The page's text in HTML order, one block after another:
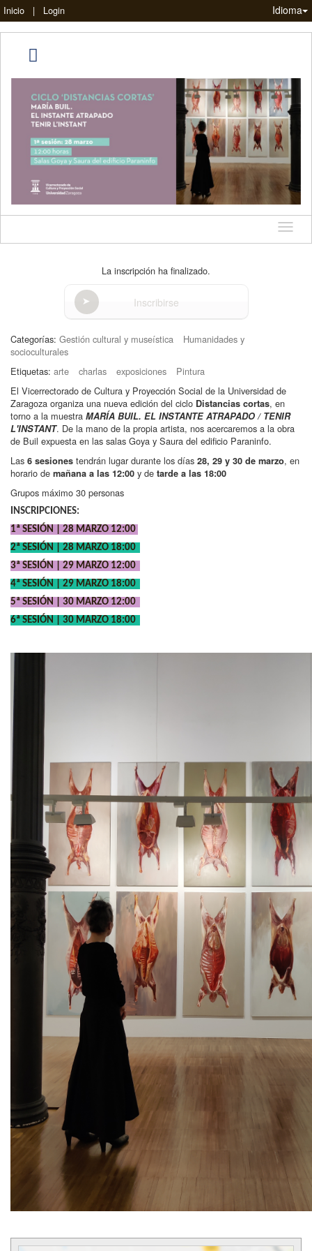
Inicio | Login Idioma
Idioma
La inscripción ha finalizado.
Inscribirse
Categorías: Gestión cultural y museística
Humanidades y
socioculturales
Etiquetas: arte charlas exposiciones
Pintura
El Vicerrectorado de Cultura y Proyección Social de la Universidad de
Zaragoza organiza una nueva edición del ciclo Distancias cortas, en
torno a la muestra MARÍA BUIL. EL INSTANTE ATRAPADO / TENIR
L'INSTANT. De la mano de la propia artista, nos acercaremos a la obra
de Buil expuesta en las salas Goya y Saura del edificio Paraninfo.
Las 6 sesiones tendrán lugar durante los días 28, 29 y 30 de marzo, en
horario de mañana a las 12:00 y de tarde a las 18:00
Grupos máximo 30 personas
INSCRIPCIONES:
1ª SESIÓN | 28 MARZO 12:00
2ª SESIÓN | 28 MARZO 18:00
3ª SESIÓN | 29 MARZO 12:00
4ª SESIÓN | 29 MARZO 18:00
5ª SESIÓN | 30 MARZO 12:00
6ª SESIÓN | 30 MARZO 18:00